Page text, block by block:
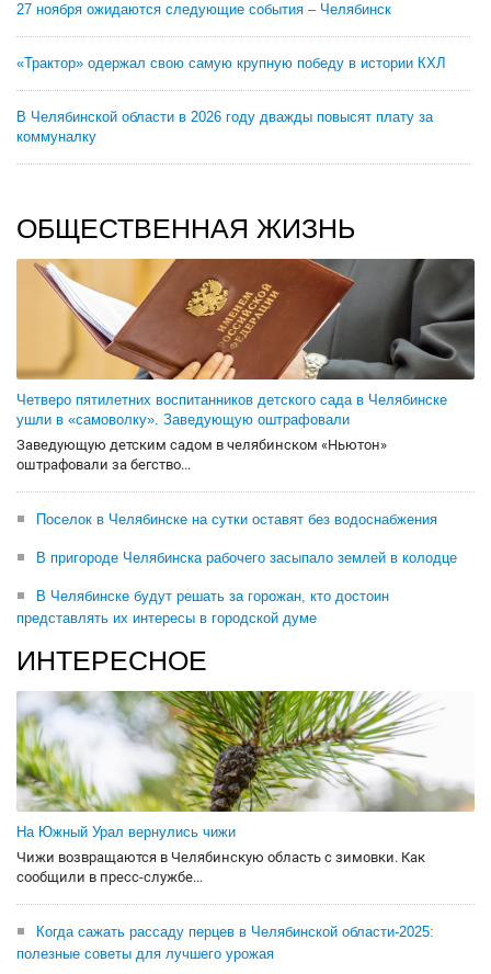
27 ноября ожидаются следующие события – Челябинск
«Трактор» одержал свою самую крупную победу в истории КХЛ
В Челябинской области в 2026 году дважды повысят плату за
коммуналку
ОБЩЕСТВЕННАЯ ЖИЗНЬ
Четверо пятилетних воспитанников детского сада в Челябинске
ушли в «самоволку». Заведующую оштрафовали
Заведующую детским садом в челябинском «Ньютон»
оштрафовали за бегство...
Поселок в Челябинске на сутки оставят без водоснабжения
В пригороде Челябинска рабочего засыпало землей в колодце
В Челябинске будут решать за горожан, кто достоин
представлять их интересы в городской думе
ИНТЕРЕСНОЕ
На Южный Урал вернулись чижи
Чижи возвращаются в Челябинскую область с зимовки. Как
сообщили в пресс-службе...
Когда сажать рассаду перцев в Челябинской области-2025:
полезные советы для лучшего урожая